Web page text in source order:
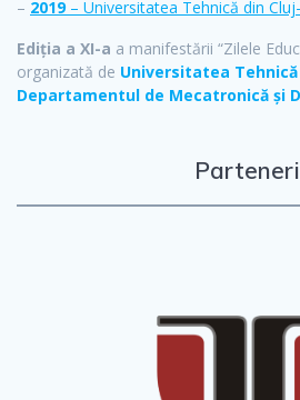
– 2019– Universitatea Tehnică din
Ediția a XI-a a manifestării “Zilele
organizată de Universitatea
Departamentul de Mecatronică și